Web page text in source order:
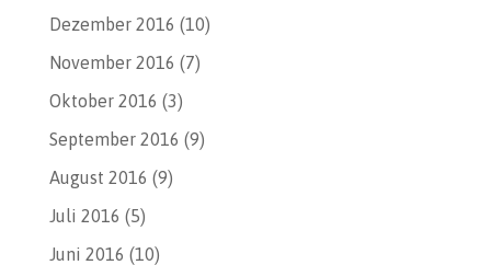
Dezember 2016 (10)
November 2016 (7)
Oktober 2016 (3)
September 2016 (9)
August 2016 (9)
Juli 2016 (5)
Juni 2016 (10)